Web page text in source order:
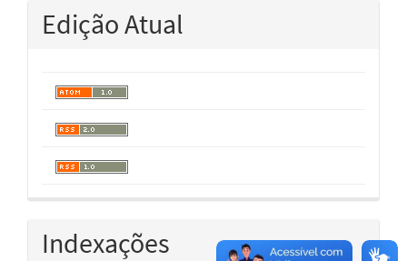
Edição Atual
Indexações